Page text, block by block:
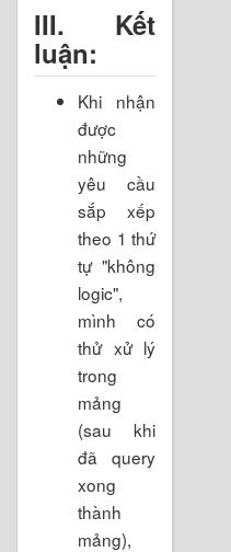
III. Kết
luận:
Khi nhận
được
những
yêu cầu
sắp xếp
theo 1 thứ
tự "không
logic",
mình có
thử xử lý
trong
mảng
(sau khi
đã query
xong
thành
mảng),